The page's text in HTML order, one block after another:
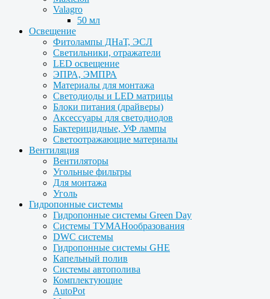
Valagro
50 мл
Освещение
Фитолампы ДНаТ, ЭСЛ
Светильники, отражатели
LED освещение
ЭПРА, ЭМПРА
Материалы для монтажа
Светодиоды и LED матрицы
Блоки питания (драйверы)
Аксессуары для светодиодов
Бактерицидные, УФ лампы
Светоотражающие материалы
Вентиляция
Вентиляторы
Угольные фильтры
Для монтажа
Уголь
Гидропонные системы
Гидропонные системы Green Day
Системы ТУМАНообразования
DWC системы
Гидропонные системы GHE
Капельный полив
Системы автополива
Комплектующие
AutoPot